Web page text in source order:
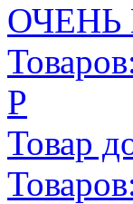
ОЧЕНЬ
Р
Товар